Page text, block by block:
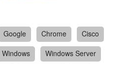
Google Chrome
Cisco
Windows
Windows Server